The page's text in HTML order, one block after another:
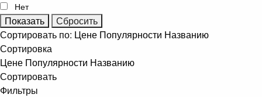
Нет
Сортировать по: Цене Популярности Названию
Сортировка
Цене Популярности Названию
Сортировать
Фильтры